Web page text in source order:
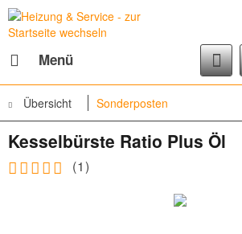
Menü
Übersicht Sonderposten
Kesselbürste Ratio Plus Öl
(1)